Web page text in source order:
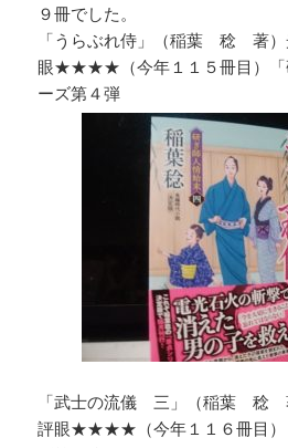
９冊でした。
「うらぶれ侍」（稲葉 稔 著
眼★★★★（今年１１５冊目）「
ーズ第４弾
「武士の流儀 三」（稲葉 稔
評眼★★★★（今年１１６冊目）